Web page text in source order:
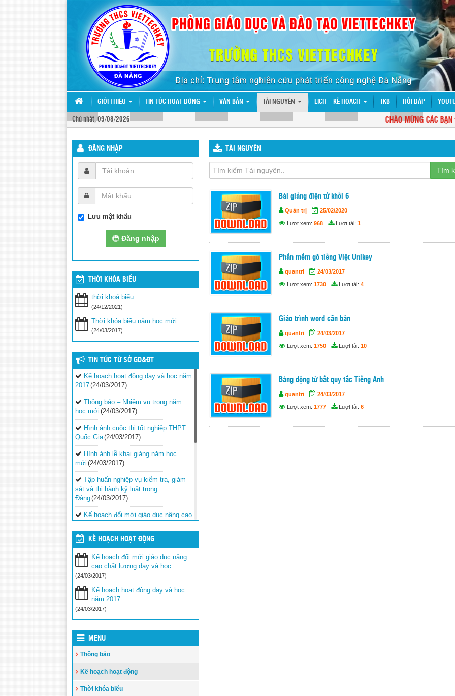
GIỚI THIỆU TIN TỨC HOẠT ĐỘNG VĂN BẢN TÀI NGUYÊN LỊCH – KẾ HOẠCH TKB HỎI ĐÁP
Chủ nhật, 09/08/2026 CHÀO MỪNG CÁC BẠN ĐẾN
TÀI NGUYÊN
Tìm
Bài giảng điện tử khối 6
Quản trị 25/02/2020
Lượt xem: 968 Lượt tải: 1
Phần mềm gõ tiếng Việt Unikey
quantri 24/03/2017
Lượt xem: 1730 Lượt tải: 4
Giáo trình word căn bản
quantri 24/03/2017
Lượt xem: 1750 Lượt tải: 10
Bảng động từ bất quy tắc Tiếng Anh
quantri 24/03/2017
Lượt xem: 1777 Lượt tải: 6
ĐĂNG NHẬP
Lưu mật khẩu
Đăng nhập
THỜI KHÓA BIỂU
thời khoá biểu
(24/12/2021)
Thời khóa biểu năm học mới
(24/03/2017)
TIN TỨC TỪ SỞ GD&ĐT
Kế hoạch hoạt động dạy và học năm
2017(24/03/2017)
Thông báo – Nhiệm vụ trong năm
học mới (24/03/2017)
Hình ảnh cuộc thi tốt nghiệp THPT
Quốc Gia(24/03/2017)
Hình ảnh lễ khai giảng năm học
mới (24/03/2017)
Tập huấn nghiệp vụ kiểm tra, giám
sát và thi hành kỷ luật trong
Đảng(24/03/2017)
Kế hoạch đổi mới giáo dục nâng cao
Tuyên truyền phòng chống tội phạm,
tội phạm ma túy và tệ nạn xã hội trong
học sinh (24/03/2017)
Vinh danh 42 giáo viên tiêu biểu
công tác tại vùng biển đảo khó
khăn (24/03/2017)
Tăng cường các biện pháp ngăn
chặn bạo lực học đường(24/03/2017)
Bộ GDĐT luôn cầu thị, lắng nghe,
tiếp thu ý kiến từ các cơ quan báo
chí(24/03/2017)
KẾ HOẠCH HOẠT ĐỘNG
Kế hoạch đổi mới giáo dục nâng
cao chất lượng dạy và học
(24/03/2017)
Kế hoạch hoạt động dạy và học
năm 2017
(24/03/2017)
MENU
Thông báo
Kế hoạch hoạt động
Thời khóa biểu